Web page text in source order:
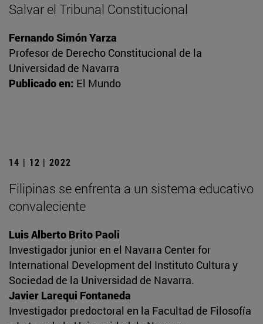
Salvar el Tribunal Constitucional
Fernando Simón Yarza
Profesor de Derecho Constitucional de la
Universidad de Navarra
Publicado en: El Mundo
14 | 12 | 2022
Filipinas se enfrenta a un sistema educativo
convaleciente
Luis Alberto Brito Paoli
Investigador junior en el Navarra Center for
International Development del Instituto Cultura y
Sociedad de la Universidad de Navarra.
Javier Larequi Fontaneda
Investigador predoctoral en la Facultad de Filosofía